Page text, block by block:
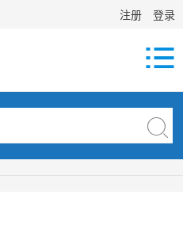
注册 登录
